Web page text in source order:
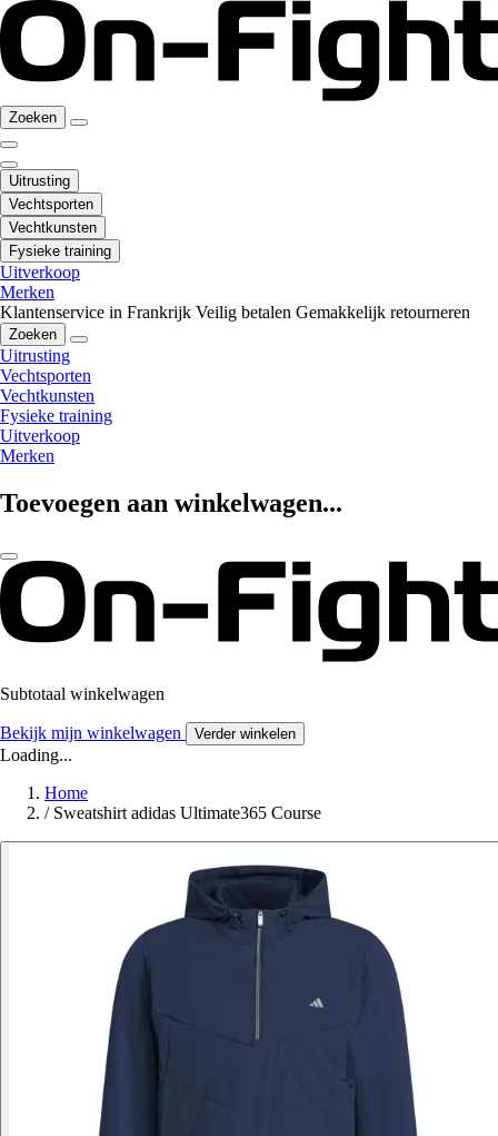
Zoeken
Uitrusting
Vechtsporten
Vechtkunsten
Fysieke training
Uitverkoop
Merken
Klantenservice in Frankrijk Veilig betalen Gemakkelijk retourneren
Zoeken
Uitrusting
Vechtsporten
Vechtkunsten
Fysieke training
Uitverkoop
Merken
Toevoegen aan winkelwagen...
Subtotaal winkelwagen
Bekijk mijn winkelwagen Verder winkelen
Loading...
Home
/ Sweatshirt adidas Ultimate365 Course